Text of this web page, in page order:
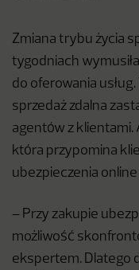
Zmiana trybu życia
tygodniach
do oferowania
sprzedaż zdalna
agentów z klientami.
która przypomina
ubezpieczenia
– Przy zakupie
możliwość
ekspertem. Dlatego